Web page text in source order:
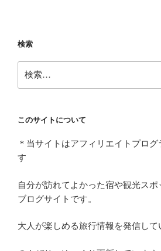
検索
索:
このサイトについて
＊当サイトはアフィリエイトプロ
す
自分が訪れてよかった宿や観光ス
ブログサイトです。
大人が楽しめる旅行情報を発信して